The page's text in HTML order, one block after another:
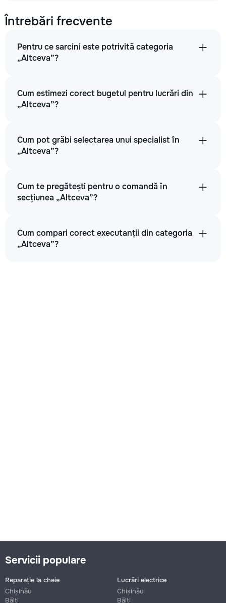
Întrebări frecvente
Pentru ce sarcini este potrivită categoria
„Altceva”?
Cum estimezi corect bugetul pentru lucrări din
„Altceva”?
Cum pot grăbi selectarea unui specialist în
„Altceva”?
Cum te pregătești pentru o comandă în
secțiunea „Altceva”?
Cum compari corect executanții din categoria
„Altceva”?
Servicii populare
Reparație la cheie
Chișinău
Bălți
Lucrări electrice
Chișinău
Bălți